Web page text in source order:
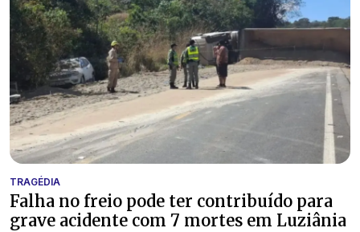
TRAGÉDIA
Falha no freio pode ter contribuído para
grave acidente com 7 mortes em Luziânia